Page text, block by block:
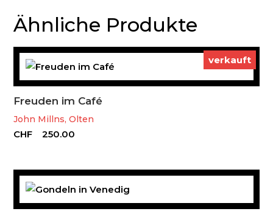
Ähnliche Produkte
verkauft
Freuden im Café
John Millns, Olten
CHF 250.00